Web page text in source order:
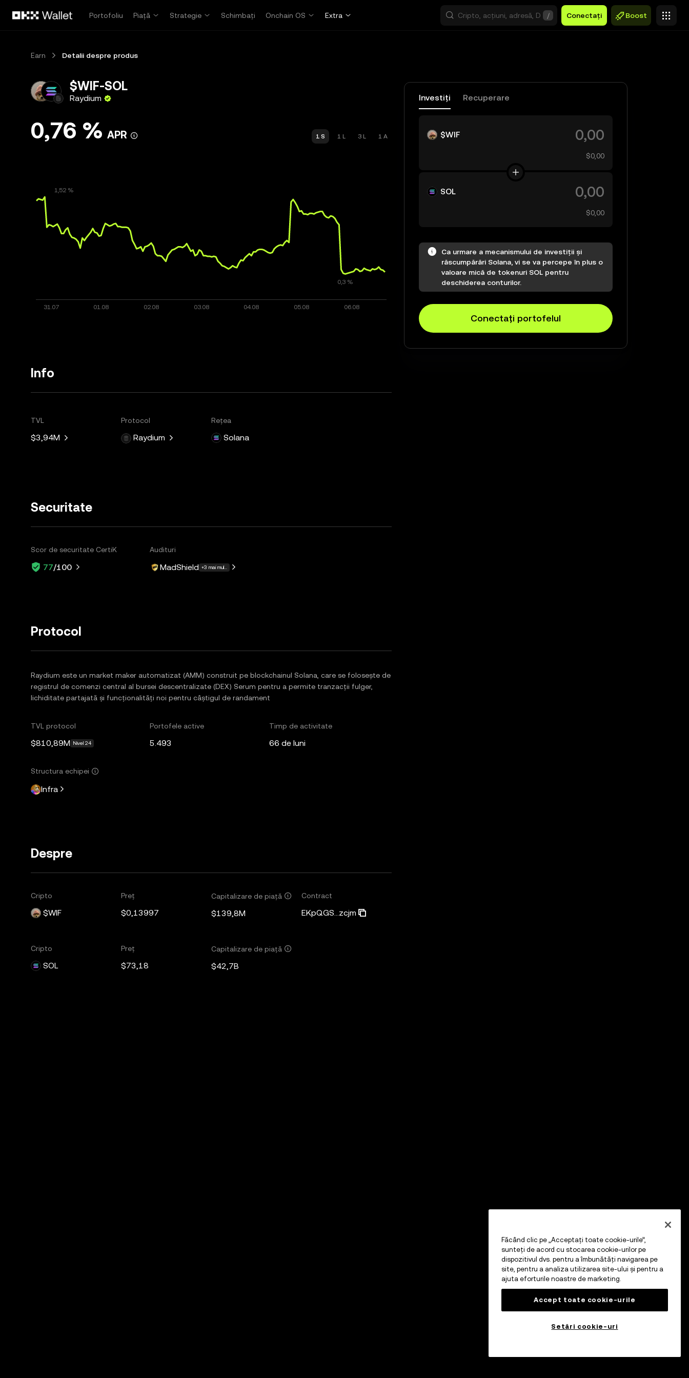
Portofoliu
Piață Strategie Schimbați Onchain OS Extra / Conectați Boost
Earn Detalii despre produs
$WIF-SOL
Raydium
0,76 % APR 1 S 1 L 3 L 1 A
Info
TVL
$3,94M
Protocol
Raydium
Rețea
Solana
Securitate
Scor de securitate CertiK
77/100
Audituri
MadShield +3 mai multe
Protocol
Raydium este un market maker automatizat (AMM) construit pe blockchainul Solana, care se folosește de
registrul de comenzi central al bursei descentralizate (DEX) Serum pentru a permite tranzacții fulger,
lichiditate partajată și funcționalități noi pentru câștigul de randament
TVL protocol
$810,89M Nivel 24
Portofele active
5.493
Timp de activitate
66 de luni
Structura echipei
Infra
Despre
Cripto
$WIF
Preț
$0,13997
Capitalizare de piață
$139,8M
Contract
EKpQGS...zcjm
Cripto
SOL
Preț
$73,18
Capitalizare de piață
$42,7B
Investiți Recuperare
$WIF
$0,00
SOL
$0,00
Ca urmare a mecanismului de investiții și
răscumpărări Solana, vi se va percepe în plus o
valoare mică de tokenuri SOL pentru
deschiderea conturilor.
Conectați portofelul
Făcând clic pe „Acceptați toate cookie-urile”,
sunteți de acord cu stocarea cookie-urilor pe
dispozitivul dvs. pentru a îmbunătăți navigarea pe
site, pentru a analiza utilizarea site-ului și pentru a
ajuta eforturile noastre de marketing.
Accept toate cookie-urile
Setări cookie-uri